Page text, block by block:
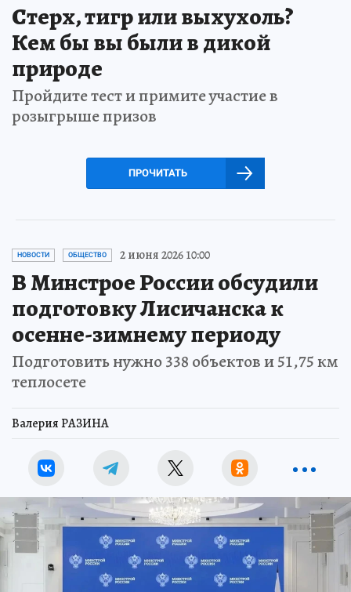
Стерх, тигр или выхухоль?
Кем бы вы были в дикой
природе
Пройдите тест и примите участие в
розыгрыше призов
ПРОЧИТАТЬ
НОВОСТИ ОБЩЕСТВО 2 июня 2026 10:00
В Минстрое России обсудили
подготовку Лисичанска к
осенне-зимнему периоду
Подготовить нужно 338 объектов и 51,75 км
теплосете
Валерия РАЗИНА